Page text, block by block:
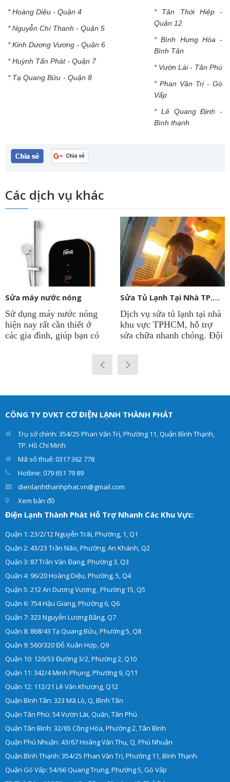
* Hoàng Diệu - Quận 4
* Nguyễn Chí Thanh - Quận 5
* Kinh Dương Vương - Quận 6
* Huỳnh Tấn Phát - Quận 7
* Tạ Quang Bửu - Quận 8
* Tân Thới Hiệp -
Quận 12
* Bình Hưng Hòa -
Bình Tân
* Vườn Lài - Tân Phú
* Phan Văn Trị - Gò
Vấp
* Lê Quang Định -
Bình thạnh
Các dịch vụ khác
Sửa máy nước nóng
Sử dụng máy nước nóng
hiện nay rất cần thiết ở
các gia đình, giúp bạn có
quanh năm để phục vụ cho
sinh hoạt. Vì thế việc máy
nước nóng chạy ổn định là
vụ sửa máy nước nóng các
loại như: máy nước nóng
trực tiếp, máy nước nóng
gián tiếp tại nhà.
Sửa Tủ Lạnh Tại Nhà TP.HCM
Dịch vụ sửa tủ lạnh tại nhà
khu vực TPHCM, hỗ trợ
sửa chữa nhanh chóng. Đội
lạnh tại công ty
Thành Phát
lâu năm trong nghề. Chẩn
nhất. Giúp cho tủ lạnh
hiệu quả và an toàn.
CÔNG TY DVKT CƠ ĐIỆN LẠNH THÀNH PHÁT
Trụ sở chính: 354/25 Phan Văn Trị, Phường 11, Quận Bình Thạnh,
TP. Hồ Chí Minh
Mã số thuế: 0317 362 778
Hotline: 079 651 79 89
dienlanhthanhphat.vn@gmail.com
Xem bản đồ
Điện Lạnh Thành Phát Hỗ Trợ Nhanh Các Khu Vực:
Quận 1: 23/2/12 Nguyễn Trãi, Phường, 1, Q1
Quận 2: 43/23 Trần Não, Phường, An Khánh, Q2
Quận 3: 87 Trần Văn Đang, Phường 3, Q3
Quận 4: 96/20 Hoàng Diệu, Phường, 5, Q4
Quận 5: 212 An Dương Vương , Phường 15, Q5
Quận 6: 754 Hậu Giang, Phường 6, Q6
Quận 7: 323 Nguyễn Lương Bằng, Q7
Quận 8: 868/43 Tạ Quang Bửu, Phường 5, Q8
Quận 9: 560/320 Đỗ Xuân Hợp, Q9
Quận 10: 120/53 Đường 3/2, Phường 2, Q10
Quận 11: 342/4 Minh Phụng, Phường 9, Q11
Quận 12: 112/21 Lê Văn Khương, Q12
Quận Bình Tân: 323 Mã Lò, Q, Bình Tân
Quận Tân Phú: 54 Vườn Lài, Quận, Tân Phú
Quận Tân Bình: 32/65 Cộng Hòa, Phường 2, Tân Bình
Quận Phú Nhuận: 43/67 Hoàng Văn Thụ, Q, Phú Nhuận
Quận Bình Thạnh: 354/25 Phan Văn Trị, Phường 11, Bình Thạnh
Quận Gò Vấp: 54/66 Quang Trung, Phường 5, Gò Vấp